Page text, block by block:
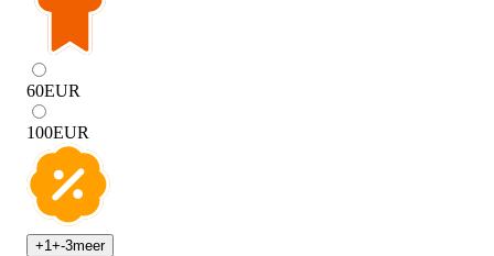
60EUR
100EUR
+1+-3meer